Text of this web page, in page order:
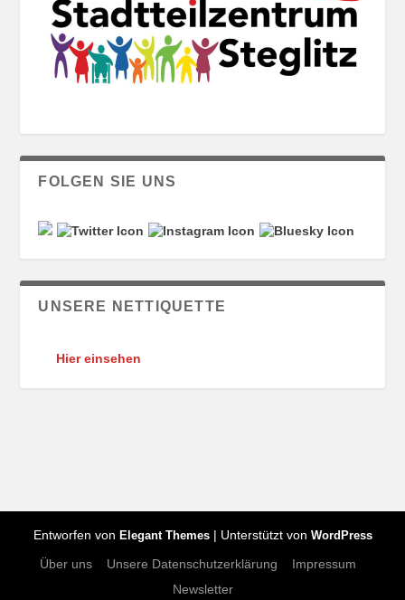
FOLGEN SIE UNS
UNSERE NETTIQUETTE
Hier einsehen
Entworfen von Elegant Themes| Unterstützt von WordPress
Über uns Unsere Datenschutzerklärung
Impressum
Newsletter